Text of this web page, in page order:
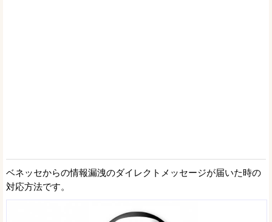
ベネッセからの情報漏洩のダイレクトメッセージが届いた時の
対応方法です。